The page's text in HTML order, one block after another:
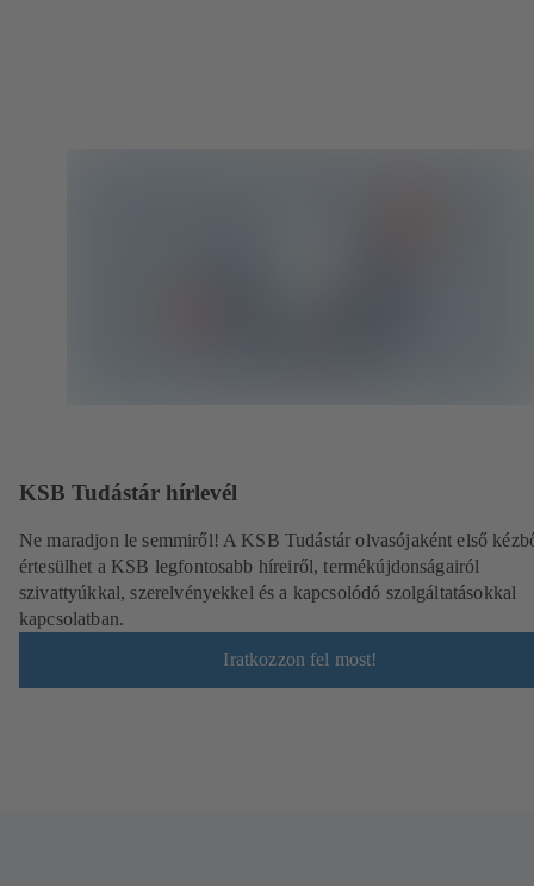
KSB Tudástár hírlevél
Ne maradjon le semmiről! A KSB Tudástár olvasójaként első
értesülhet a KSB legfontosabb híreiről, termékújdonságairól
szivattyúkkal, szerelvényekkel és a kapcsolódó szolgáltatásokkal
kapcsolatban.
Iratkozzon fel most!